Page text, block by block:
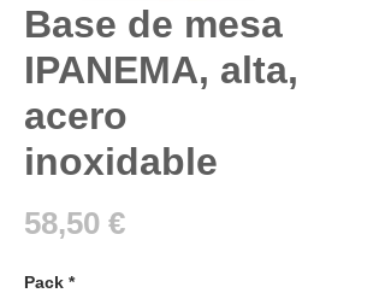
Base de mesa
IPANEMA, alta,
acero
inoxidable
58,50 €Precio
Pack *